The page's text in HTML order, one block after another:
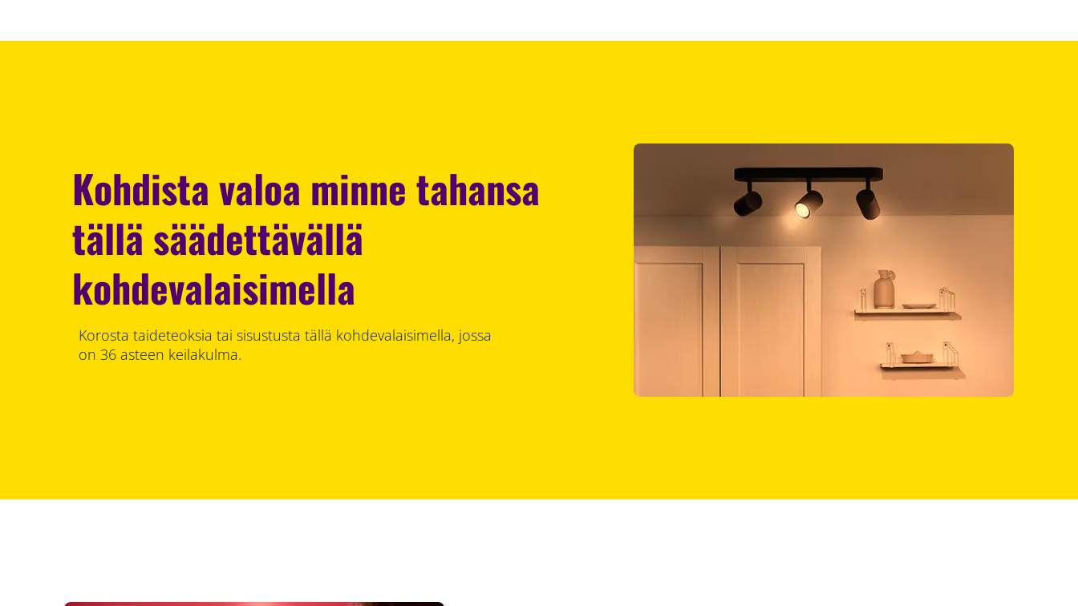
Kohdista valoa minne tahansa
tällä säädettävällä
kohdevalaisimella
Korosta taideteoksia tai sisustusta tällä kohdevalaisimella, jossa
on 36 asteen keilakulma.